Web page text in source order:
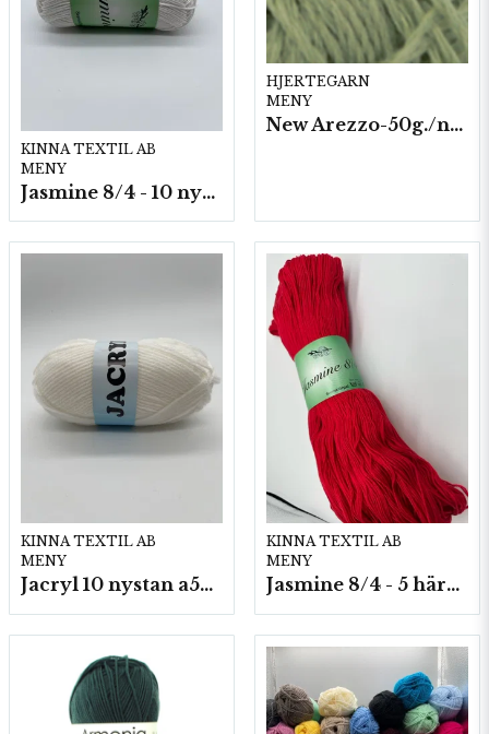
KINNA TEXTIL AB
MENY
Jasmine 8/4 - 10 nystan a50g./fp.
HJERTEGARN
MENY
New Arezzo-50g./nyst. 10 st/fp.
KINNA TEXTIL AB
MENY
Jacryl 10 nystan a50g./fp.
KINNA TEXTIL AB
MENY
Jasmine 8/4 - 5 härvor a200g./fp.